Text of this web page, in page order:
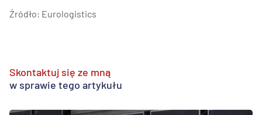
Źródło: Eurologistics
Skontaktuj się ze mną
w sprawie tego artykułu